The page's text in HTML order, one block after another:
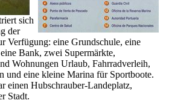
sich
der
Verfügung: eine Grundschule, eine
Bank, zwei Supermärkte,
Wohnungen Urlaub, Fahrradverleih,
und eine kleine Marina für Sportboote.
einen Hubschrauber-Landeplatz,
Stadt.